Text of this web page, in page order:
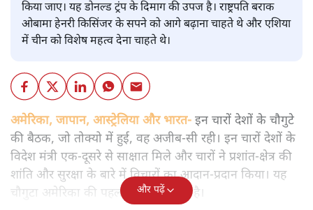
किया जाए। यह डोनल्ड ट्रंप के दिमाग की उपज है। राष्ट्रपति बराक
ओबामा हेनरी किसिंजर के सपने को आगे बढ़ाना चाहते थे और एशिया
में चीन को विशेष महत्व देना चाहते थे।
अमेरिका, जापान, आस्ट्रेलिया और भारत- इन चारों देशों के चौगुटे
की बैठक, जो तोक्यो में हुई, वह अजीब-सी रही। इन चारों देशों के
विदेश मंत्री एक-दूसरे से साक्षात मिले और चारों ने प्रशांत-क्षेत्र की
शांति और सुरक्षा के बारे में विचारों का आदान-प्रदान किया। यह
चौगुटा अमेरिका की पहल पर बनाया गया है।
और पढ़ें